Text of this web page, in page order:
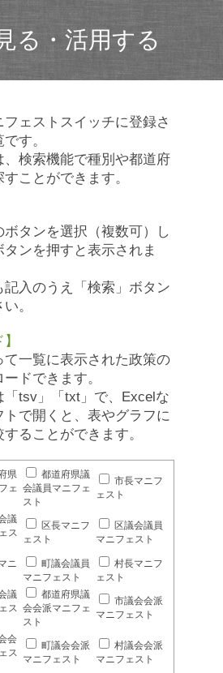
る・活用する
フェストスイッチに登録さ
す。
、検索機能で種別や都道府
ことができます。
タンを選択（複数可）し
ンを押すと表示されま
入のうえ「検索」ボタン
。
て一覧に表示された政策の
ドできます。
「tsv」「txt」で、Excelな
トで開くと、表やグラフに
ることができます。
県
ェ
都道府県議
会議員マニフェ
スト
市長マニフ
ェスト
議
ス
区長マニフ
ェスト
区議会議員
マニフェスト
ニ
町議会議員
マニフェスト
村長マニフ
ェスト
議
ス
都道府県議
会会派マニフェ
スト
市議会会派
マニフェスト
会
ス
町議会会派
マニフェスト
村議会会派
マニフェスト